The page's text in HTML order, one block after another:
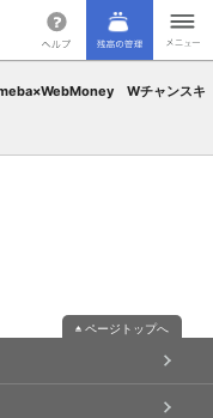
Wチャンスキ
ページトップへ